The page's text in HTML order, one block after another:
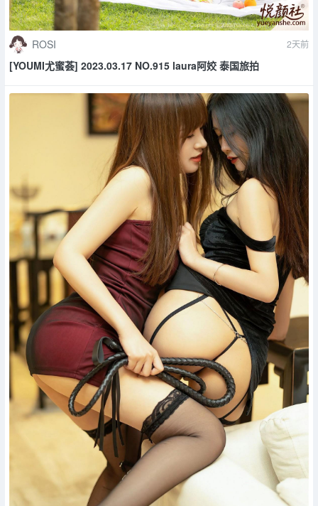
ROSI 2天前
[YOUMI尤蜜荟] 2023.03.17 NO.915 laura阿姣 泰国旅拍